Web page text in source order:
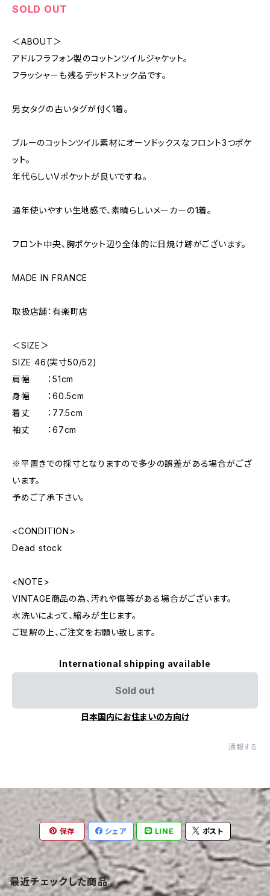
SOLD OUT
＜ABOUT＞
アドルフラフォン製のコットンツイルジャケット。
フラッシャーも残るデッドストック品です。
男女タグの古いタグが付く1着。
ブルーのコットンツイル素材にオーソドックスなフロント3つポケ
ット。
年代らしいVポケットが良いですね。
通年使いやすい生地感で、素晴らしいメーカーの1着。
フロント中央、胸ポケット辺り全体的に日焼け跡がございます。
MADE IN FRANCE
取扱店舗：有楽町店
＜SIZE＞
SIZE 46(実寸50/52)
肩幅 ：51cm
身幅 ：60.5cm
着丈 ：77.5cm
袖丈 ：67cm
※平置きでの採寸となりますので多少の誤差がある場合がござ
います。
予めご了承下さい。
<CONDITION>
Dead stock
<NOTE>
VINTAGE商品の為、汚れや傷等がある場合がございます。
水洗いによって、縮みが生じます。
ご理解の上、ご注文をお願い致します。
International shipping available
Sold out
日本国内にお住まいの方向け
通報する
保存 シェア LINE ポスト
最近チェックした商品